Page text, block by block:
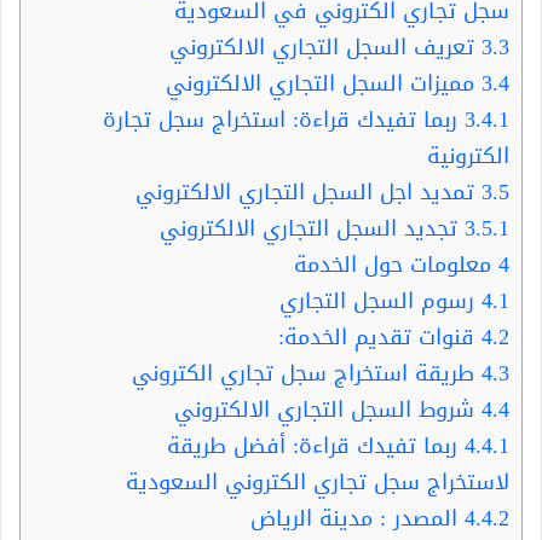
سجل تجاري الكتروني في السعودية
3.3تعريف السجل التجاري الالكتروني
3.4مميزات السجل التجاري الالكتروني
3.4.1 ربما تفيدك قراءة: استخراج سجل تجارة
الكترونية
3.5تمديد اجل السجل التجاري الالكتروني
3.5.1تجديد السجل التجاري الالكتروني
4معلومات حول الخدمة
4.1 رسوم السجل التجاري
4.2 قنوات تقديم الخدمة:
4.3 طريقة استخراج سجل تجاري الكتروني
4.4 شروط السجل التجاري الالكتروني
4.4.1 ربما تفيدك قراءة: أفضل طريقة
لاستخراج سجل تجاري الكتروني السعودية
4.4.2 المصدر : مدينة الرياض